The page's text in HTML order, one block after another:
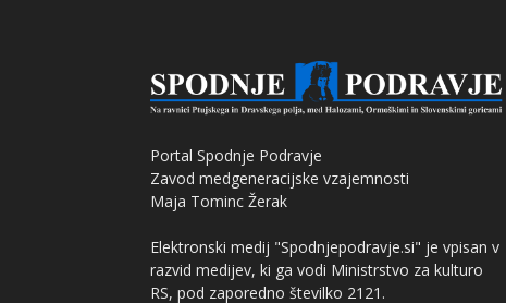
Portal Spodnje Podravje
Zavod medgeneracijske vzajemnosti
Maja Tominc Žerak
Elektronski medij "Spodnjepodravje.si" je vpisan v
razvid medijev, ki ga vodi Ministrstvo za kulturo
RS, pod zaporedno številko 2121.